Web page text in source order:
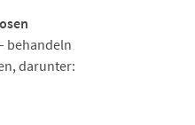
behandeln
darunter: